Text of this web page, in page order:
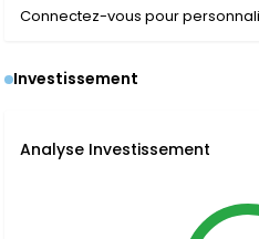
Connectez-vous pour
Investissement
Analyse Investissement